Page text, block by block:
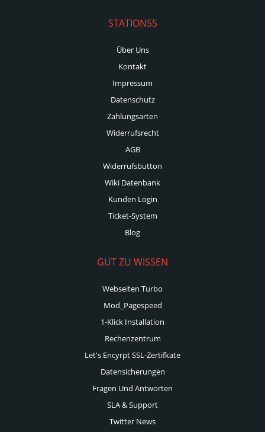
STATION55
Über Uns
Kontakt
Impressum
Datenschutz
Zahlungsarten
Widerrufsrecht
AGB
Widerrufsbutton
Wiki Datenbank
Kunden Login
Ticket-System
Blog
GUT ZU WISSEN
Webseiten Turbo
Mod_Pagespeed
1-Klick Installation
Rechenzentrum
Let's Encyrpt SSL-Zertifkate
Datensicherungen
Fragen Und Antworten
SLA & Support
Twitter News